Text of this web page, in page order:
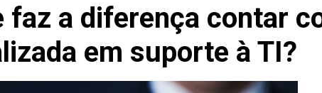
faz a diferença contar
em suporte à TI?